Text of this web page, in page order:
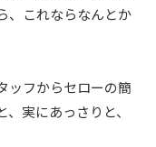
、これならなんとか
ッフからセローの簡
実にあっさりと、